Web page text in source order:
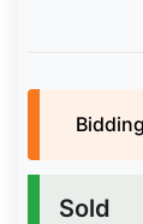
Sold